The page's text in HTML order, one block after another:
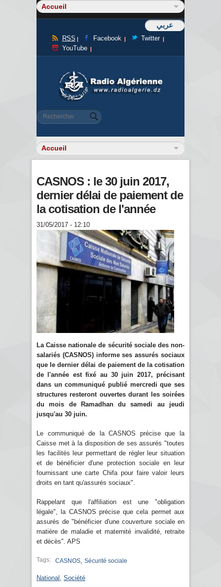
عربي
RSS Facebook
Twitter
YouTube
Formulaire de recherche
Rechercher
CASNOS : le 30 juin 2017,
dernier délai de paiement de
la cotisation de l'année
31/05/2017 - 12:10
La Caisse nationale de sécurité sociale des non-
salariés (CASNOS) informe ses assurés sociaux
que le dernier délai de paiement de la cotisation
de l'année est fixé au 30 juin 2017, précisant
dans un communiqué publié mercredi que ses
structures resteront ouvertes durant les soirées
du mois de Ramadhan du samedi au jeudi
jusqu'au 30 juin.
Le communiqué de la CASNOS précise que la
Caisse met à la disposition de ses assurés "toutes
les facilités leur permettant de régler leur situation
et de bénéficier d'une protection sociale en leur
fournissant une carte Chifa pour faire valoir leurs
droits en tant qu'assurés sociaux".
Rappelant que l'affiliation est une "obligation
légale", la CASNOS précise que cela permet aux
assurés de "bénéficier d'une couverture sociale en
matière de maladie et maternité invalidité, retraite
et décès". APS
Tags: CASNOS Sécurité sociale
National Société